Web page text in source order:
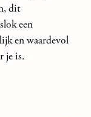
dit
een
en waardevol
je is.